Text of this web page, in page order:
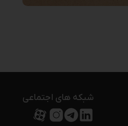
شبکه های اجتماعی